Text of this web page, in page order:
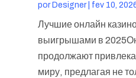
por Designer| fev 10,
Лучшие онлайн
выигрышами в
продолжают
миру, предлагая не